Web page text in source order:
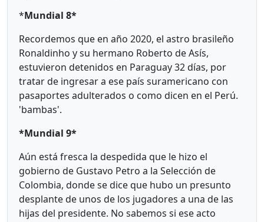
*Mundial 8*
Recordemos que en año 2020, el astro brasileño
Ronaldinho y su hermano Roberto de Asís,
estuvieron detenidos en Paraguay 32 días, por
tratar de ingresar a ese país suramericano con
pasaportes adulterados o como dicen en el Perú.
'bambas'.
*Mundial 9*
Aún está fresca la despedida que le hizo el
gobierno de Gustavo Petro a la Selección de
Colombia, donde se dice que hubo un presunto
desplante de unos de los jugadores a una de las
hijas del presidente. No sabemos si ese acto